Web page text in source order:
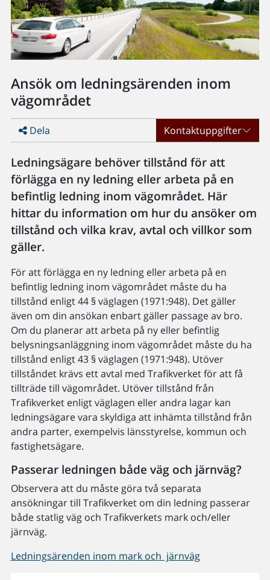
Ansök om ledningsärenden inom
vägområdet
Dela Kontaktuppgifter
Ledningsägare behöver tillstånd för att
förlägga en ny ledning eller arbeta på en
befintlig ledning inom vägområdet. Här
hittar du information om hur du ansöker om
tillstånd och vilka krav, avtal och villkor som
gäller.
För att förlägga en ny ledning eller arbeta på en
befintlig ledning inom vägområdet måste du ha
tillstånd enligt 44 § väglagen (1971:948). Det gäller
även om din ansökan enbart gäller passage av bro.
Om du planerar att arbeta på ny eller befintlig
belysningsanläggning inom vägområdet måste du ha
tillstånd enligt 43 § väglagen (1971:948). Utöver
tillståndet krävs ett avtal med Trafikverket för att få
tillträde till vägområdet. Utöver tillstånd från
Trafikverket enligt väglagen eller andra lagar kan
ledningsägare vara skyldiga att inhämta tillstånd från
andra parter, exempelvis länsstyrelse, kommun och
fastighetsägare.
Passerar ledningen både väg och järnväg?
Observera att du måste göra två separata
ansökningar till Trafikverket om din ledning passerar
både statlig väg och Trafikverkets mark och/eller
järnväg.
Ledningsärenden inom mark och järnväg